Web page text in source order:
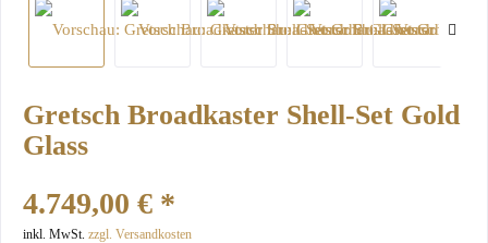
Gretsch Broadkaster Shell-Set Gold
Glass
4.749,00 € *
inkl. MwSt. zzgl. Versandkosten